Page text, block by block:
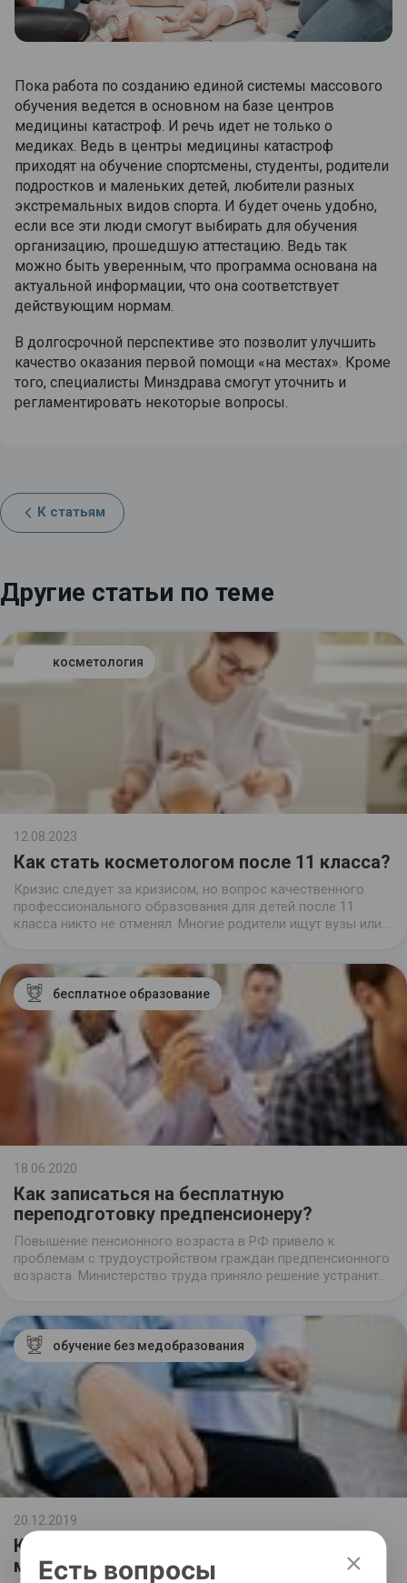
Пока работа по созданию единой системы массового
обучения ведется в основном на базе центров
медицины катастроф. И речь идет не только о
медиках. Ведь в центры медицины катастроф
приходят на обучение спортсмены, студенты, родители
подростков и маленьких детей, любители разных
экстремальных видов спорта. И будет очень удобно,
если все эти люди смогут выбирать для обучения
организацию, прошедшую аттестацию. Ведь так
можно быть уверенным, что программа основана на
актуальной информации, что она соответствует
действующим нормам.
В долгосрочной перспективе это позволит улучшить
качество оказания первой помощи «на местах». Кроме
того, специалисты Минздрава смогут уточнить и
регламентировать некоторые вопросы.
К статьям
Другие статьи по теме
косметология
12.08.2023
Как стать косметологом после 11 класса?
Кризис следует за кризисом, но вопрос качественного
профессионального образования для детей после 11
класса никто не отменял. Многие родители ищут вузы или
бесплатное образование
18.06.2020
Как записаться на бесплатную
переподготовку предпенсионеру?
Повышение пенсионного возраста в РФ привело к
проблемам с трудоустройством граждан предпенсионного
возраста. Министерство труда приняло решение устранить
направлениям.
обучение без медобразования
20.12.2019
Как стать реабилитологом без
медобразования?
Есть вопросы